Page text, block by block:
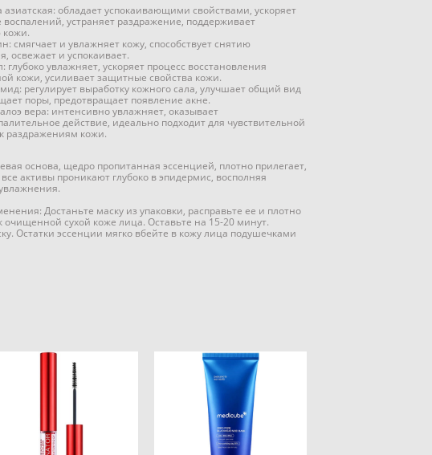
азиатская: обладает успокаивающими свойствами, ускоряет
устраняет раздражение, поддерживает
кожи.
смягчает и увлажняет кожу, способствует снятию
освежает и успокаивает.
глубоко увлажняет, ускоряет процесс восстановления
кожи, усиливает защитные свойства кожи.
регулирует выработку кожного сала, улучшает общий вид
поры, предотвращает появление акне.
вера: интенсивно увлажняет, оказывает
действие, идеально подходит для чувствительной
раздражениям кожи.
основа, щедро пропитанная эссенцией, плотно прилегает,
все активы проникают глубоко в эпидермис, восполняя
Достаньте маску из упаковки, расправьте ее и плотно
очищенной сухой коже лица. Оставьте на 15-20 минут.
Остатки эссенции мягко вбейте в кожу лица подушечками